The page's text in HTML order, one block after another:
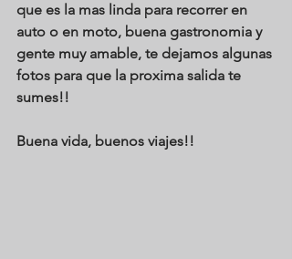
que es la mas linda para recorrer en
auto o en moto, buena gastronomia y
gente muy amable, te dejamos algunas
fotos para que la proxima salida te
sumes!!
Buena vida, buenos viajes!!